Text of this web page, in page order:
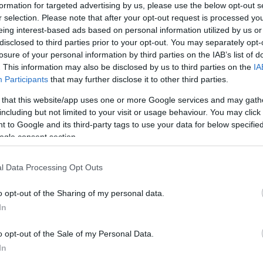
for targeted advertising by us, please use the below opt-out
selection. Please note that after your opt-out request is processed
interest-based ads based on personal information utilized by us
to third parties prior to your opt-out. You may separately
of your personal information by third parties on the IAB’s list of
This information may also be disclosed by us to third parties on the
Participants that may further disclose it to other third parties.
that this website/app uses one or more Google services and may
but not limited to your visit or usage behaviour. You may
to Google and its third-party tags to use your data for below
consent section.
Data Processing Opt Outs
opt-out of the Sharing of my personal data.
opt-out of the Sale of my Personal Data.
9 h 46 min
Causing Foods
Should Stop Eating
Now
195 109
5 h 35 min
This Simple Trick
All Parasites From Your
Body!